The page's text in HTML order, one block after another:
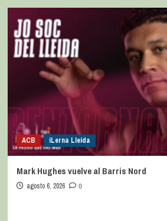
ACB iLerna Lleida
Mark Hughes vuelve al Barris Nord
agosto 6, 2026 0